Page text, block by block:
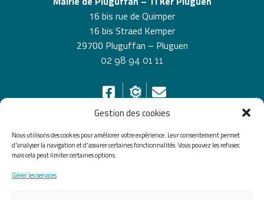
Gestion des cookies
Nous utilisons des cookies pour améliorer votre expérience. Leur consentement permet
d'analyser la navigation et d'assurer certaines fonctionnalités. Vous pouvez les refuser,
mais cela peut limiter certaines options.
Gérer les services
16 bis rue de Quimper
16 bis Straed Kemper
29700 Pluguffan – Pluguen
02 98 94 01 11
HORAIRES D’OUVERTURE
Du lundi au vendredi de 8h30 à 12h30 et de 13h30 à